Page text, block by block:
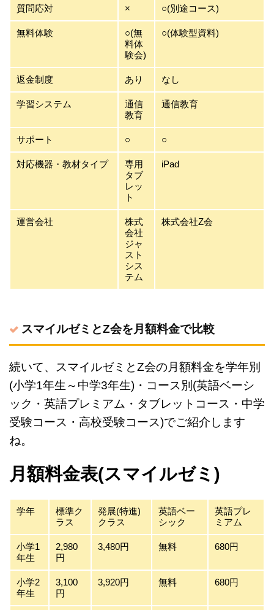
質問応対 × ○(別途コース)
無料体験
○(無
料体
験会)
○(体験型資料)
返金制度 あり なし
学習システム
通信
教育
通信教育
サポート ○ ○
対応機器・教材タイプ
専用
タブ
レッ
ト
iPad
運営会社
株式
会社
ジャ
スト
シス
テム
株式会社Z会
スマイルゼミとZ会を月額料金で比較
続いて、スマイルゼミとZ会の月額料金を学年別
(小学1年生～中学3年生)・コース別(英語ベーシ
ック・英語プレミアム・タブレットコース・中学
受験コース・高校受験コース)でご紹介します
ね。
月額料金表(スマイルゼミ)
学年
標準ク
ラス
発展(特進)
クラス
英語ベー
シック
英語プレ
ミアム
小学1
年生
2,980
円
3,480円 無料 680円
小学2
年生
3,100
円
3,920円 無料 680円